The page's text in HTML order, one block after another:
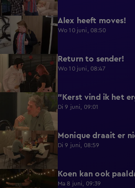
0:43 Alex heeft moves!
Wo 10 juni, 08:50
0:36 Return to sender!
Wo 10 juni, 08:47
"Kerst vind ik het
Di 9 juni, 09:01
0:29 Monique draait er
Di 9 juni, 08:59
0:38 Koen kan ook
Ma 8 juni, 09:39